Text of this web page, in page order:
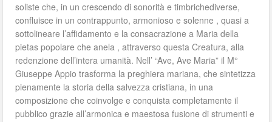
soliste che, in un crescendo di sonorità e timbrichediverse,
confluisce in un contrappunto, armonioso e solenne , quasi a
sottolineare l’affidamento e la consacrazione a Maria della
pietas popolare che anela , attraverso questa Creatura, alla
redenzione dell’intera umanità. Nell’ “Ave, Ave Maria” il M°
Giuseppe Appio trasforma la preghiera mariana, che sintetizza
pienamente la storia della salvezza cristiana, in una
composizione che coinvolge e conquista completamente il
pubblico grazie all’armonica e maestosa fusione di strumenti e